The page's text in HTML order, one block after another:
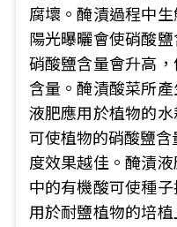
腐壞。醃漬過程中
陽光曝曬會使硝酸
硝酸鹽含量會升高
含量。醃漬酸菜所
液肥應用於植物的
可使植物的硝酸鹽
度效果越佳。醃漬
中的有機酸可使種
用於耐鹽植物的培